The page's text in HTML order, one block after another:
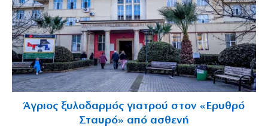
Άγριος ξυλοδαρμός γιατρού στον «Ερυθρό
Σταυρό» από ασθενή